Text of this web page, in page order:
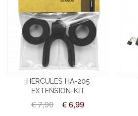
HERCULES HA-205
EXTENSION-KIT
€ 7,90 € 6,99